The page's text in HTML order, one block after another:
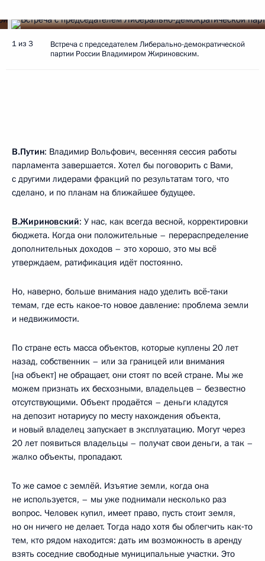
1 из 3
Встреча с председателем Либерально-демократической
партии России Владимиром Жириновским.
В.Путин: Владимир Вольфович, весенняя сессия работы
парламента завершается. Хотел бы поговорить с Вами,
с другими лидерами фракций по результатам того, что
сделано, и по планам на ближайшее будущее.
В.Жириновский: У нас, как всегда весной, корректировки
бюджета. Когда они положительные – перераспределение
дополнительных доходов – это хорошо, это мы всё
утверждаем, ратификация идёт постоянно.
Но, наверно, больше внимания надо уделить всё‑таки
темам, где есть какое‑то новое давление: проблема земли
и недвижимости.
По стране есть масса объектов, которые куплены 20 лет
назад, собственник – или за границей или внимания
[на объект] не обращает, они стоят по всей стране. Мы же
можем признать их бесхозными, владельцев – безвестно
отсутствующими. Объект продаётся – деньги кладутся
на депозит нотариусу по месту нахождения объекта,
и новый владелец запускает в эксплуатацию. Могут через
20 лет появиться владельцы – получат свои деньги, а так –
жалко объекты, пропадают.
То же самое с землёй. Изъятие земли, когда она
не используется, – мы уже поднимали несколько раз
вопрос. Человек купил, имеет право, пусть стоит земля,
но он ничего не делает. Тогда надо хотя бы облегчить как‑то
тем, кто рядом находится: дать им возможность в аренду
взять соседние свободные муниципальные участки. Это